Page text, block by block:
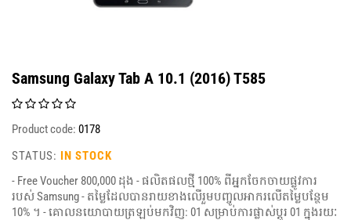
Samsung Galaxy Tab A 10.1 (2016) T585
Product code: 0178
STATUS: IN STOCK
- Free Voucher 800,000 ដុង - ផលិតផលថ្មី 100% ពីអ្នកចែកចាយផ្លូវការ
របស់ Samsung - តម្លៃដែលបានរាយខាងលើរួមបញ្ចូលអាករលើតម្លៃបន្ថែម
10% ។ - គោលនយោបាយត្រឡប់មកវិញ: 01 សម្រាប់ការផ្លាស់ប្តូរ 01 ក្នុងរយៈ